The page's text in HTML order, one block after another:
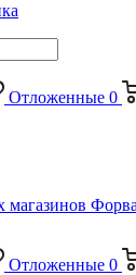
Отложенные 0
Отложенные 0